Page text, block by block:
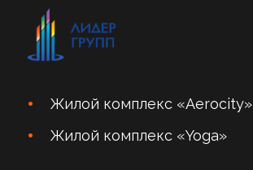
Жилой комплекс «Aerocity»
Жилой комплекс «Yoga»